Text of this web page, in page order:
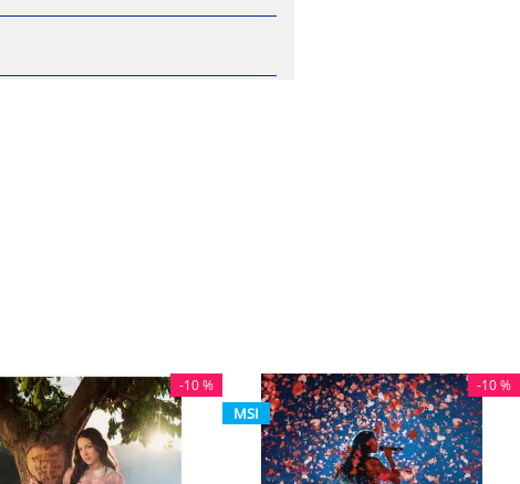
-10 %
MSI
-10 %